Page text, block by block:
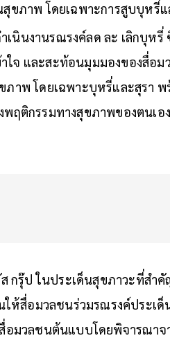
ขภาพ โดยเฉพาะการสูบบุหรี่แ
นินงานรณรงค์ลด ละ เลิกบุหรี่
าใจ และสะท้อนมุมมองของสื่อ
าพ โดยเฉพาะบุหรี่และสุรา พ
ฤติกรรมทางสุขภาพของตนเอ
กรุ๊ป ในประเด็นสุขภาวะที่สำ
ให้สื่อมวลชนร่วมรณรงค์ประเด็
อมวลชนต้นแบบโดยพิจารณาจ